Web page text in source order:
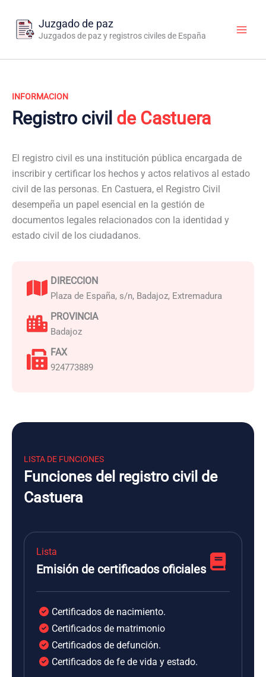
contenido
Juzgado de paz
Juzgados de paz y registros civiles de España
INFORMACION
Registro civil de Castuera
El registro civil es una institución pública encargada de
inscribir y certificar los hechos y actos relativos al estado
civil de las personas. En Castuera, el Registro Civil
desempeña un papel esencial en la gestión de
documentos legales relacionados con la identidad y
estado civil de los ciudadanos.
DIRECCION
Plaza de España, s/n, Badajoz, Extremadura
PROVINCIA
Badajoz
FAX
924773889
LISTA DE FUNCIONES
Funciones del registro civil de
Castuera
Lista
Emisión de certificados oficiales
Certificados de nacimiento.
Certificados de matrimonio
Certificados de defunción.
Certificados de fe de vida y estado.